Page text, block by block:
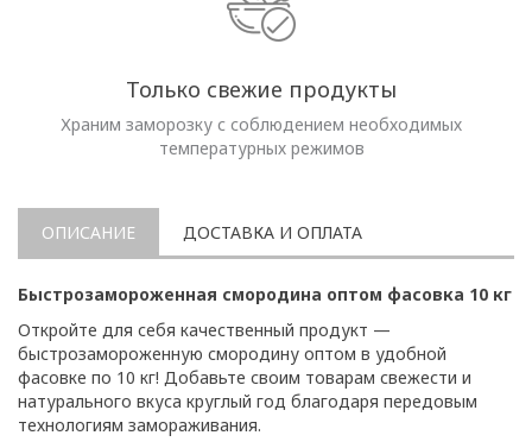
Только свежие продукты
Храним заморозку с соблюдением необходимых
температурных режимов
ОПИСАНИЕ ДОСТАВКА И ОПЛАТА
Быстрозамороженная смородина оптом фасовка 10 кг
Откройте для себя качественный продукт —
быстрозамороженную смородину оптом в удобной
фасовке по 10 кг! Добавьте своим товарам свежести и
натурального вкуса круглый год благодаря передовым
технологиям замораживания.